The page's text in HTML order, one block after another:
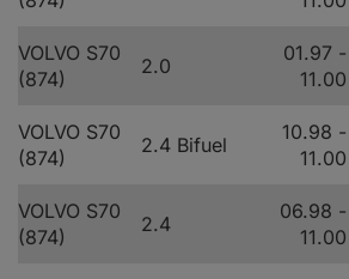
VOLVO S70
(874)
2.0
01.97 -
11.00
VOLVO S70
(874)
2.4 Bifuel
10.98 -
11.00
VOLVO S70
(874)
2.4
06.98 -
11.00